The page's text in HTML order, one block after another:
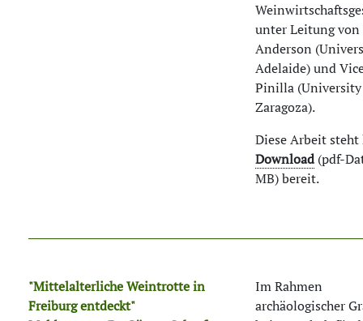
unter Leitung von
Anderson
Adelaide) und
Pinilla
Zaragoza).
Diese Arbeit
Download (pdf-
MB) bereit.
"Mittelalterliche Weintrotte in
Freiburg entdeckt"
Im Rahmen
archäologischer